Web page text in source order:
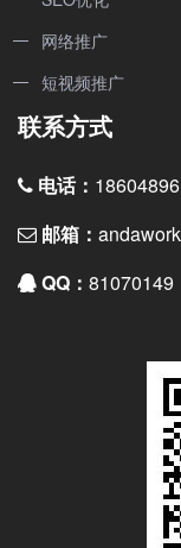
网络推广
短视频推广
联系方式
电话：
邮箱：
QQ： 81070149